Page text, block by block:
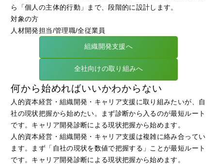
ら「個人の主体的行動」まで、段階的に設計します。
対象の方
人材開発担当/管理職/全従業員
組織開発支援へ
全社向けの取り組みへ
何から始めればいいかわからない
人的資本経営・組織開発・キャリア支援に取り組みたいが、自
社の現状把握から始めたい。まず診断から入るのが最短ルート
です。キャリア開発診断による現状把握から始めます。
人的資本経営・組織開発・キャリア支援は複雑に絡み合ってい
ます。まず「自社の現状を数値で把握する」ことが最短ルート
です。キャリア開発診断による現状把握から始めます。